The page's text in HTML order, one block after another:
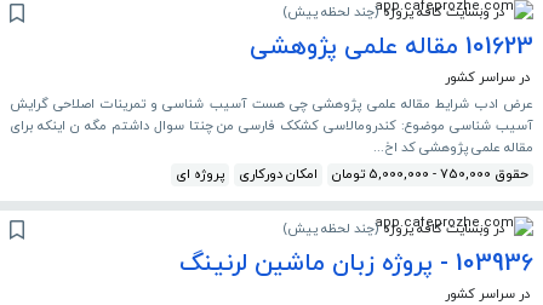
در وبسایت کافه پروژه (چند لحظه پیش)
101623 مقاله علمی پژوهشی
در سراسر کشور
عرض ادب شرایط مقاله علمی پژوهشی چی هست آسیب شناسی و تمرینات اصلاحی گرایش
آسیب شناسی موضوع: کندرومالاسی کشکک فارسی من چنتا سوال داشتم مگه ن اینکه برای
مقاله علمی پژوهشی کد اخ...
حقوق 750,000 - 5,000,000 تومان
امکان دورکاری پروژه ای
در وبسایت کافه پروژه (چند لحظه پیش)
103936 - پروژه زبان ماشین لرنینگ
در سراسر کشور